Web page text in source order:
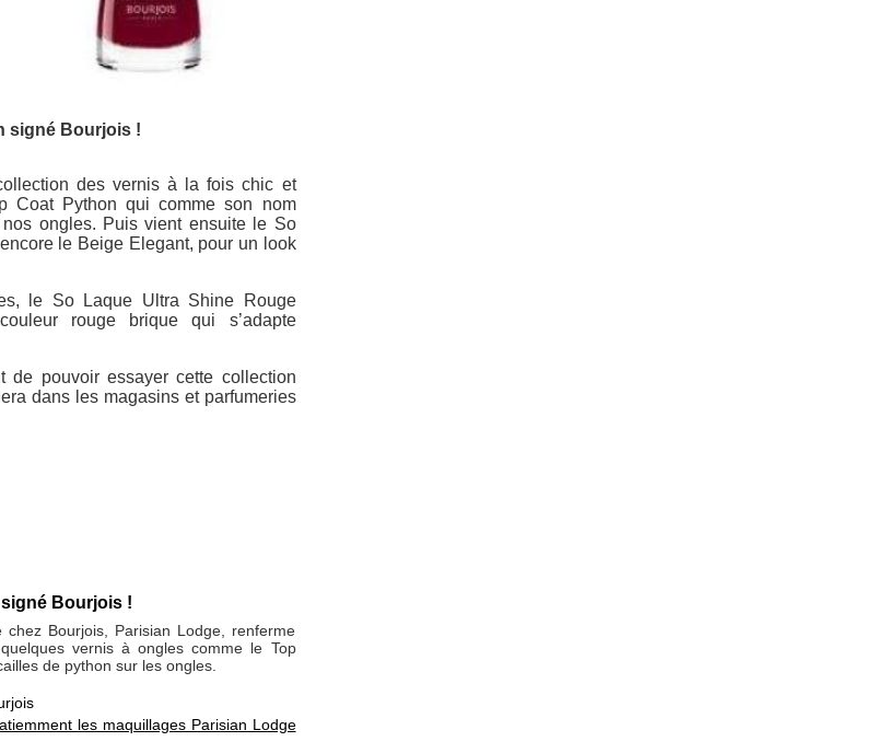
signé Bourjois !
des vernis à la fois chic et
Coat Python qui comme son nom
ongles. Puis vient ensuite le So
le Beige Elegant, pour un look
le So Laque Ultra Shine Rouge
rouge brique qui s’adapte
de pouvoir essayer cette collection
dans les magasins et parfumeries
Bourjois !
Bourjois, Parisian Lodge, renferme
vernis à ongles comme le Top
de python sur les ongles.
les maquillages Parisian Lodge